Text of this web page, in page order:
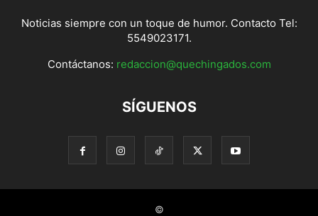
Noticias siempre con un toque de humor. Contacto Tel:
5549023171.
Contáctanos: redaccion@quechingados.com
SÍGUENOS
©